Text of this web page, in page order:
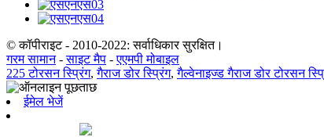
© कॉपीराइट - 2010-2022: सर्वाधिकार सुरक्षित।
गरम सामान-साइट मैप -एएमपी मोबाइल
225 टोरसन स्प्रिंग,गैराज डोर स्प्रिंग,गैल्वेनाइज्ड गैराज डोर टोरसन
ईमेल भेजें